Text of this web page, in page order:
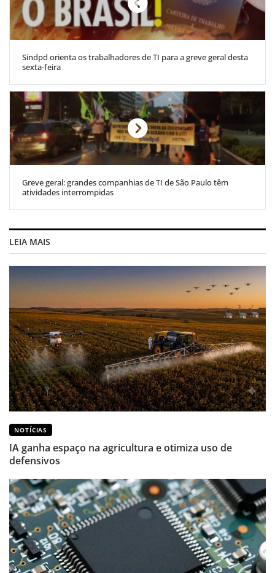
Sindpd orienta os trabalhadores de TI para a greve geral desta
sexta-feira
Greve geral: grandes companhias de TI de São Paulo têm
atividades interrompidas
LEIA MAIS
NOTÍCIAS
IA ganha espaço na agricultura e otimiza uso de
defensivos